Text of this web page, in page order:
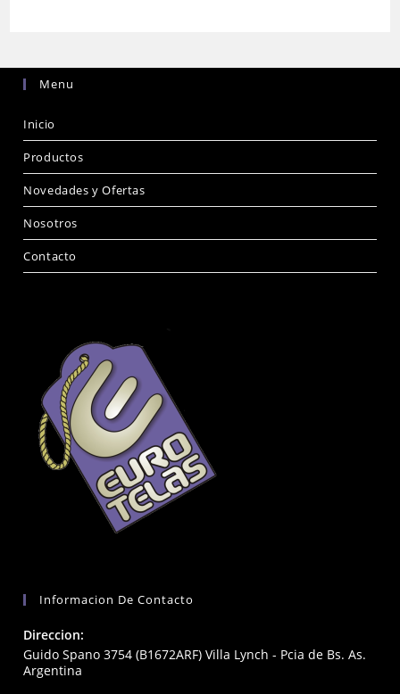
Menu
Inicio
Productos
Novedades y Ofertas
Nosotros
Contacto
Informacion De Contacto
Direccion:
Guido Spano 3754 (B1672ARF) Villa Lynch - Pcia de Bs. As.
Argentina